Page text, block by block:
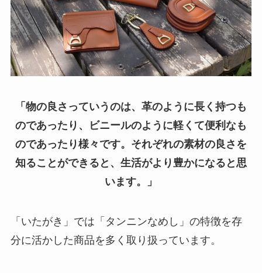
「物の良さっていうのは、革のように長く持つも
のであったり、ビニールのように軽くて便利なも
のであったり様々です。それぞれの素材の良さを
知ることができると、生活がより豊かになると思
います。」
「いたがき」では「タンニンなめし」の特徴を存
分に活かした商品を多く取り扱っています。